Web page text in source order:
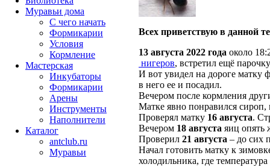
Всех приветствую в данной
13 августа 2022 года около
нигеров, встретил ещё
И вот увидел на дороге матку
в него ее и посадил.
Вечером после кормления
Матке явно понравился
Проверял матку 16 августа.
Вечером 18 августа яиц опять
Проверил 21 августа – до сих
Начал готовить матку к
холодильника, где
Муравьи дома
С чего начать
Формикарии
Условия
Кормление
Мастерская
Инкубаторы
Формикарии
Арены
Инструменты
Наполнители
Каталог
antclub.ru
Муравьи